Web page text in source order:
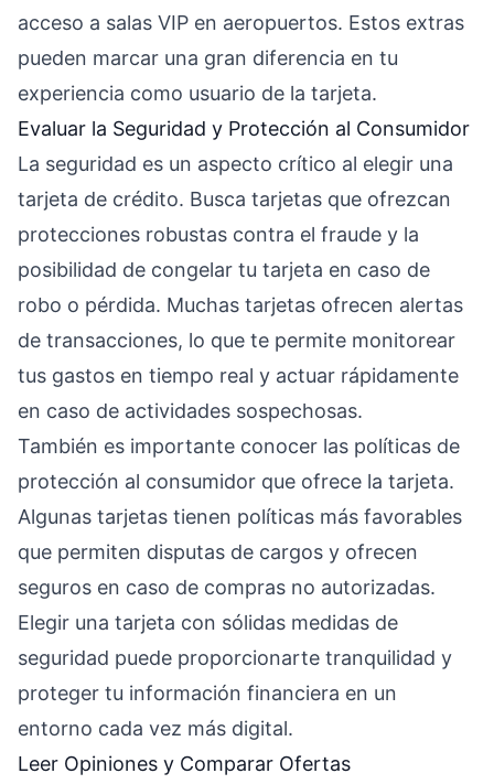
acceso a salas VIP en aeropuertos. Estos extras
pueden marcar una gran diferencia en tu
experiencia como usuario de la tarjeta.
Evaluar la Seguridad y Protección al Consumidor
La seguridad es un aspecto crítico al elegir una
tarjeta de crédito. Busca tarjetas que ofrezcan
protecciones robustas contra el fraude y la
posibilidad de congelar tu tarjeta en caso de
robo o pérdida. Muchas tarjetas ofrecen alertas
de transacciones, lo que te permite monitorear
tus gastos en tiempo real y actuar rápidamente
en caso de actividades sospechosas.
También es importante conocer las políticas de
protección al consumidor que ofrece la tarjeta.
Algunas tarjetas tienen políticas más favorables
que permiten disputas de cargos y ofrecen
seguros en caso de compras no autorizadas.
Elegir una tarjeta con sólidas medidas de
seguridad puede proporcionarte tranquilidad y
proteger tu información financiera en un
entorno cada vez más digital.
Leer Opiniones y Comparar Ofertas